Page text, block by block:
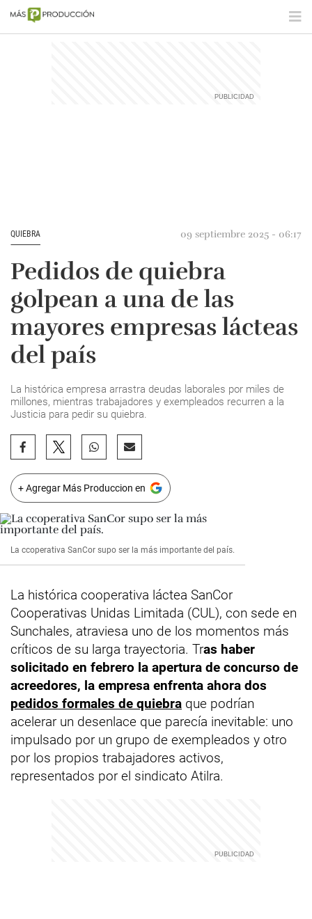
QUIEBRA 09 septiembre 2025 - 06:17
Pedidos de quiebra
golpean a una de las
mayores empresas lácteas
del país
La histórica empresa arrastra deudas laborales por miles de
millones, mientras trabajadores y exempleados recurren a la
Justicia para pedir su quiebra.
+ Agregar Más Produccion en
La ccoperativa SanCor supo ser la más importante del país.
La histórica cooperativa láctea SanCor
Cooperativas Unidas Limitada (CUL), con sede en
Sunchales, atraviesa uno de los momentos más
críticos de su larga trayectoria. Tras haber
solicitado en febrero la apertura de concurso de
acreedores, la empresa enfrenta ahora dos
pedidos formales de quiebra que podrían
acelerar un desenlace que parecía inevitable: uno
impulsado por un grupo de exempleados y otro
por los propios trabajadores activos,
representados por el sindicato Atilra.